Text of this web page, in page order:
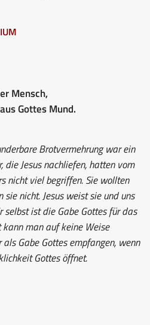
Mensch,
Gottes Mund.
Brotvermehrung war ein
die Jesus nachliefen, hatten vom
nicht viel begriffen. Sie wollten
nicht. Jesus weist sie und uns
selbst ist die Gabe Gottes für das
man auf keine Weise
Gabe Gottes empfangen, wenn
Gottes öffnet.